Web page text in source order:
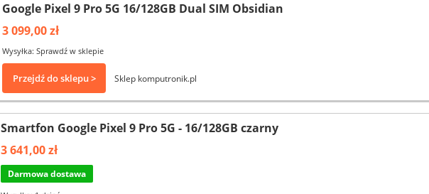
Google Pixel 9 Pro 5G 16/128GB Dual SIM Obsidian
3 099,00 zł
Wysyłka: Sprawdź w sklepie
Przejdź do sklepu > Sklep komputronik.pl
Smartfon Google Pixel 9 Pro 5G - 16/128GB czarny
3 641,00 zł
Darmowa dostawa